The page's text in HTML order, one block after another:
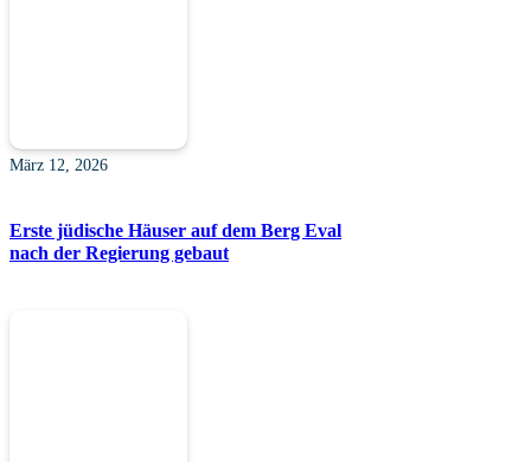
März 12, 2026
Erste jüdische Häuser auf dem Berg Eval
nach der Regierung gebaut